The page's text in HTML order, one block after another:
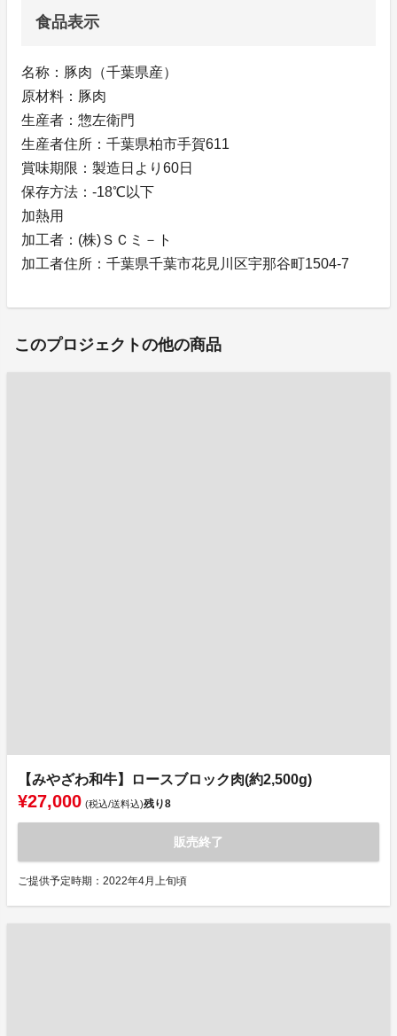
食品表示
名称：豚肉（千葉県産）
原材料：豚肉
生産者：惣左衛門
生産者住所：千葉県柏市手賀611
賞味期限：製造日より60日
保存方法：-18℃以下
加熱用
加工者：(株)ＳＣミ－ト
加工者住所：千葉県千葉市花見川区宇那谷町1504-7
このプロジェクトの他の商品
【みやざわ和牛】ロースブロック肉(約2,500g)
¥27,000 (税込/送料込)残り8
販売終了
ご提供予定時期：2022年4月上旬頃